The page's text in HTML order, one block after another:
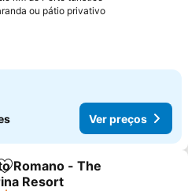
ou pátio privativo
Ver preços
Adicionar aos favoritos
Romano - The
Resort